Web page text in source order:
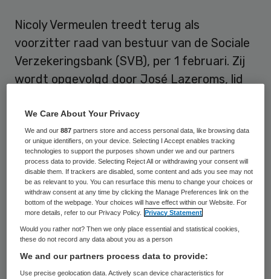
Nicoly Vermeulen treedt terug als
voorzitter raad van bestuur van de Sociale
Verzekeringsbank (SVB), per 1 februari. Zij
wordt opgevolgd door José Lazeroms, lid
Staatssecretaris Klijnsma van Sociale
Zaken, waar de SVB onder valt, geeft aan
dat de SVB de afgelopen jaren flinke
stappen vooruit heeft gezet onder leiding
van Vermeulen. “Tegelijk moet ik
constateren dat de SVB in dezelfde
periode met zwaarwegende problemen is
geconfronteerd. De noodzaak om de
organisatie van de SVB toe te rusten op
We Care About Your Privacy
We and our887 partners store and access personal data, like browsing data
or unique identifiers, on your device. Selecting I Accept enables tracking
technologies to support the purposes shown under we and our partners
process data to provide. Selecting Reject All or withdrawing your consent will
disable them. If trackers are disabled, some content and ads you see may not
be as relevant to you. You can resurface this menu to change your choices or
withdraw consent at any time by clicking the Manage Preferences link on the
bottom of the webpage. Your choices will have effect within our Website. For
more details, refer to our Privacy Policy.
Privacy Statement
Would you rather not? Then we only place essential and statistical cookies,
these do not record any data about you as a person
We and our partners process data to provide:
Use precise geolocation data. Actively scan device characteristics for